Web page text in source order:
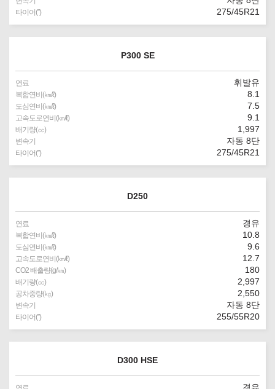
타이어(″) 275/45R21
P300 SE
연료 휘발유
복합연비(㎞/ℓ) 8.1
도심연비(㎞/ℓ) 7.5
고속도로연비(㎞/ℓ) 9.1
배기량(㏄) 1,997
변속기 자동 8단
타이어(″) 275/45R21
D250
연료 경유
복합연비(㎞/ℓ) 10.8
도심연비(㎞/ℓ) 9.6
고속도로연비(㎞/ℓ) 12.7
CO2 배출량(g/㎞) 180
배기량(㏄) 2,997
공차중량(㎏) 2,550
변속기 자동 8단
타이어(″) 255/55R20
D300 HSE